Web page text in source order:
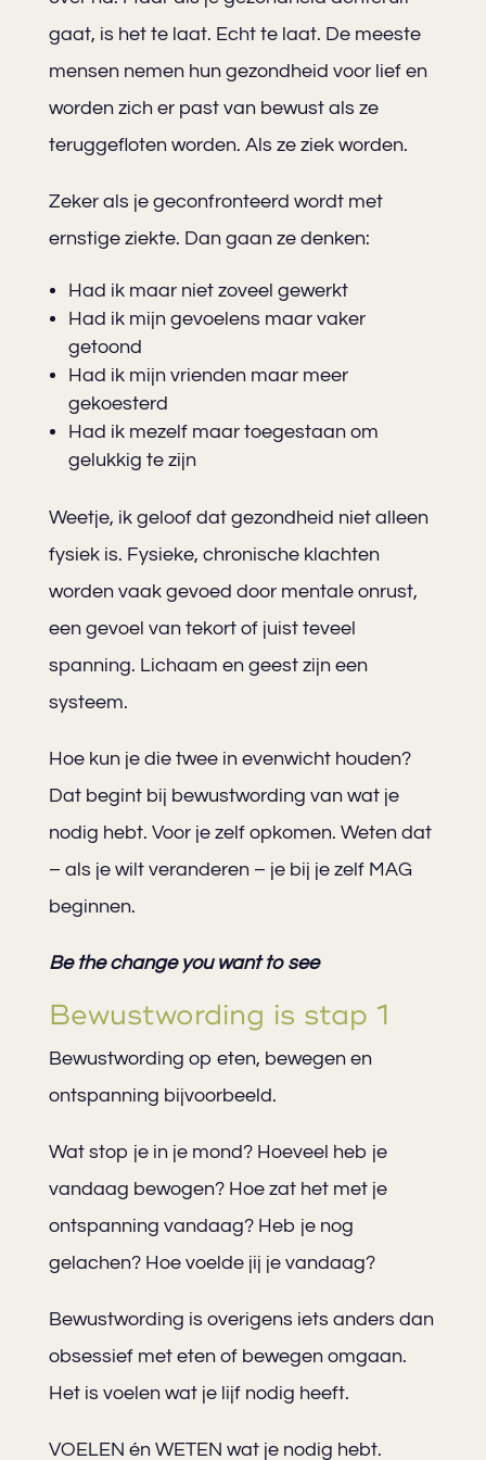
gaat, is het te laat. Echt te laat. De meeste
mensen nemen hun gezondheid voor lief en
worden zich er past van bewust als ze
teruggefloten worden. Als ze ziek worden.
Zeker als je geconfronteerd wordt met
ernstige ziekte. Dan gaan ze denken:
Had ik maar niet zoveel gewerkt
Had ik mijn gevoelens maar vaker
getoond
Had ik mijn vrienden maar meer
gekoesterd
Had ik mezelf maar toegestaan om
gelukkig te zijn
Weetje, ik geloof dat gezondheid niet alleen
fysiek is. Fysieke, chronische klachten
worden vaak gevoed door mentale onrust,
een gevoel van tekort of juist teveel
spanning. Lichaam en geest zijn een
systeem.
Hoe kun je die twee in evenwicht houden?
Dat begint bij bewustwording van wat je
nodig hebt. Voor je zelf opkomen. Weten dat
– als je wilt veranderen – je bij je zelf MAG
beginnen.
Be the change you want to see
Bewustwording is stap 1
Bewustwording op eten, bewegen en
ontspanning bijvoorbeeld.
Wat stop je in je mond? Hoeveel heb je
vandaag bewogen? Hoe zat het met je
ontspanning vandaag? Heb je nog
gelachen? Hoe voelde jij je vandaag?
Bewustwording is overigens iets anders dan
obsessief met eten of bewegen omgaan.
Het is voelen wat je lijf nodig heeft.
VOELEN én WETEN wat je nodig hebt.